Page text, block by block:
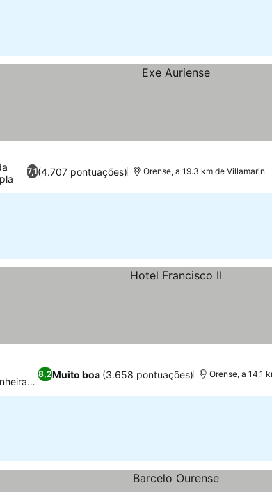
7,1(4.707 pontuações) Orense, a 19.3 km de Villamarin
8,2Muito boa (3.658 pontuações) Orense, a 14.1